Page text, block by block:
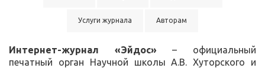
Услуги журнала Авторам
Интернет-журнал «Эйдос» – официальный
печатный орган Научной школы А.В. Хуторского и